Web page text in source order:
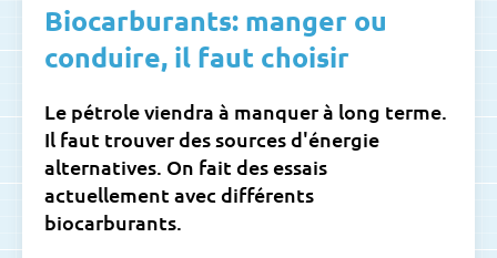
Biocarburants: manger ou
conduire, il faut choisir
Le pétrole viendra à manquer à long terme.
Il faut trouver des sources d'énergie
alternatives. On fait des essais
actuellement avec différents
biocarburants.